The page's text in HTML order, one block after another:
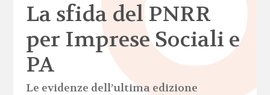
La sfida del PNRR
per Imprese Sociali e
PA
Le evidenze dell’ultima edizione